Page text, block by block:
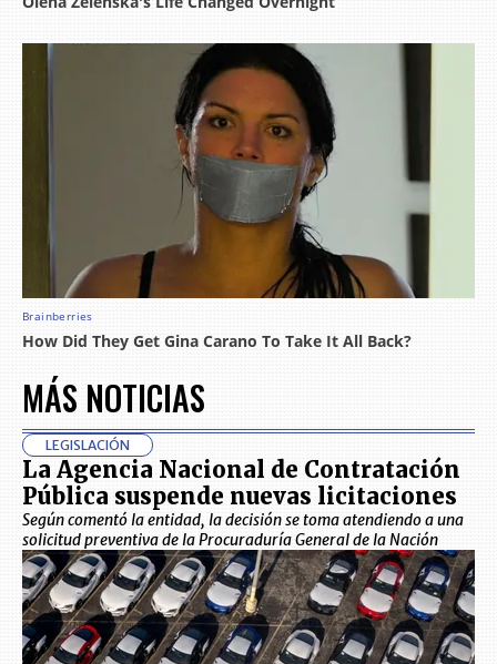
MÁS NOTICIAS
LEGISLACIÓN
La Agencia Nacional de Contratación
Pública suspende nuevas licitaciones
Según comentó la entidad, la decisión se toma atendiendo a una
solicitud preventiva de la Procuraduría General de la Nación